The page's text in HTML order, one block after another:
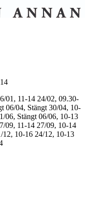
01, 11-14 24/02, 09.30-
06/04, Stängt 30/04, 10-
06, Stängt 06/06, 10-13
09, 11-14 27/09, 10-14
12, 10-16 24/12, 10-13